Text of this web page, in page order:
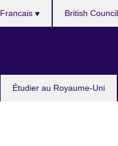
Étudier au Royaume-Uni
Francais British